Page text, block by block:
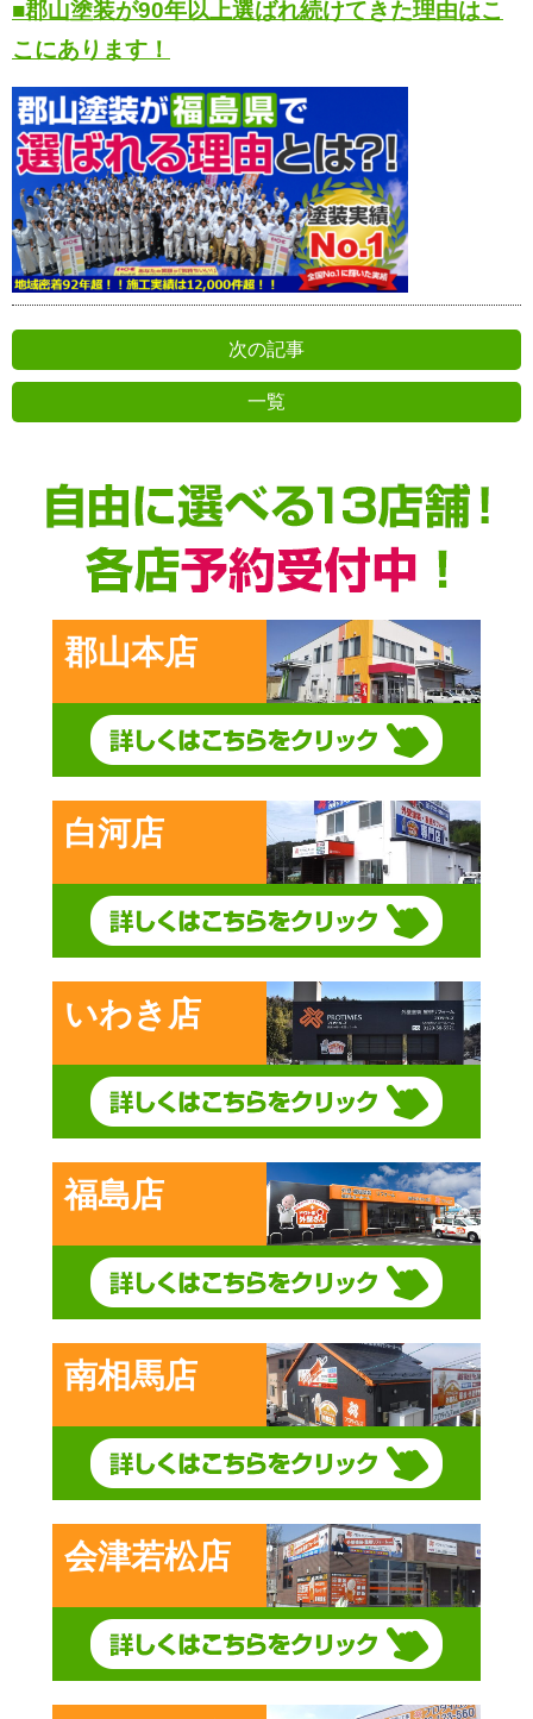
■郡山塗装が90年以上選ばれ続けてきた理由はこ
こにあります！
次の記事
一覧
郡山本店
白河店
いわき店
福島店
南相馬店
会津若松店